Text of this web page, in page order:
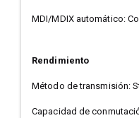
MDI/MDIX automático:
Rendimiento
Método de transmisión:
Capacidad de